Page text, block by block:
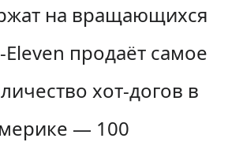
на вращающихся
продаёт самое
хот-догов в
— 100